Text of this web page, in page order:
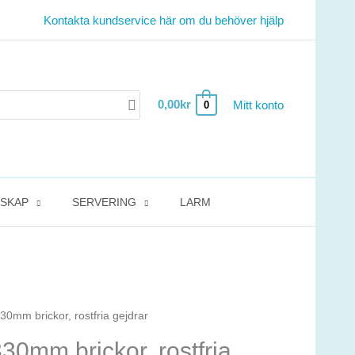
Kontakta kundservice här om du behöver hjälp
0,00kr 0 Mitt konto
SERVERING LARM
brickor, rostfria gejdrar